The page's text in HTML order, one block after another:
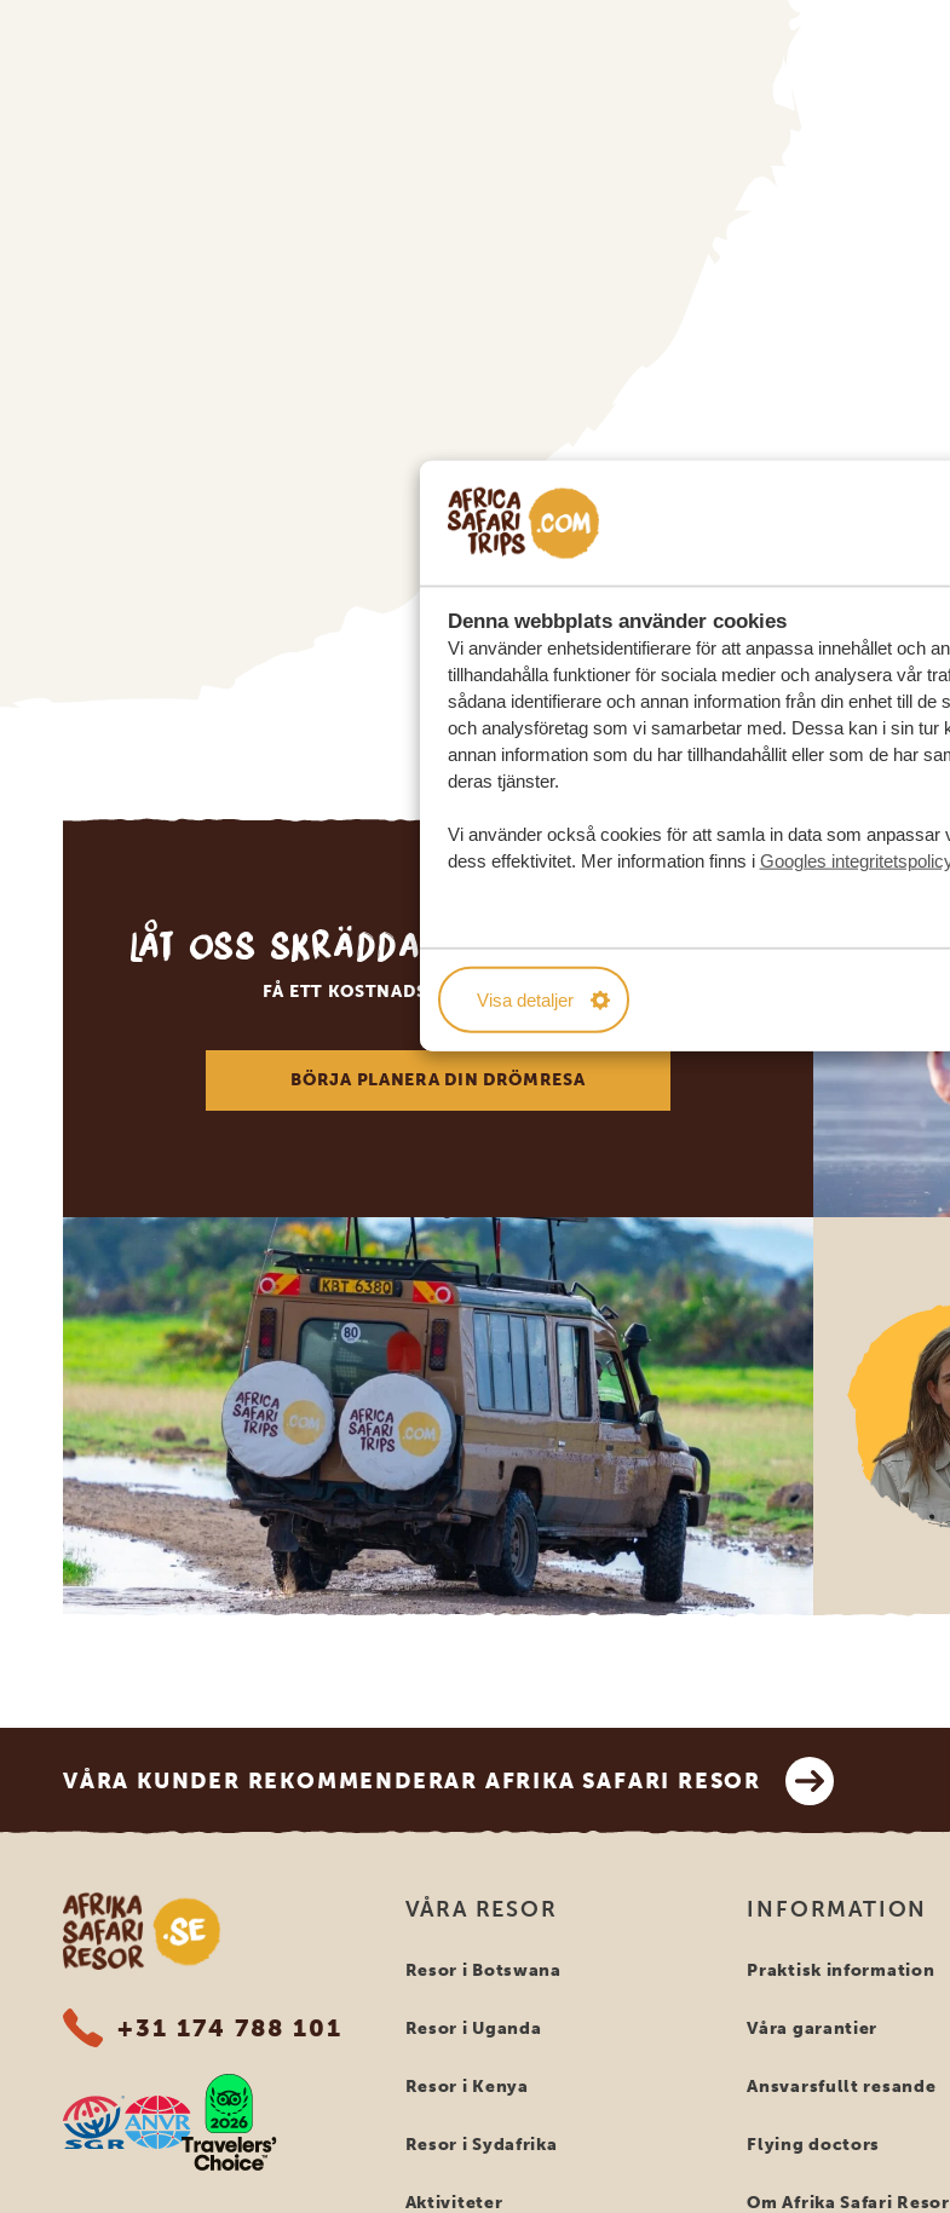
Denna webbplats använder cookies
Vi använder enhetsidentifierare för att anpassa innehållet och
tillhandahålla funktioner för sociala medier och analysera vår
sådana identifierare och annan information från din enhet till de
och analysföretag som vi samarbetar med. Dessa kan i sin tur
annan information som du har tillhandahållit eller som de har
deras tjänster.
Vi använder också cookies för att samla in data som anpassar
dess effektivitet. Mer information finns i Googles
Visa detaljer
Låt oss skräddarsy din drömresa
FÅ ETT KOSTNADSFRITT RESEFÖRSLAG
BÖRJA PLANERA DIN DRÖMRESA
VÅRA KUNDER REKOMMENDERAR AFRIKA SAFARI RESOR
Safari-resor i Afrika
+31 174 788 101
VÅRA RESOR
Resor i Botswana
Resor i Uganda
Resor i Kenya
Resor i Sydafrika
Aktiviteter
INFORMATION
Praktisk information
Våra garantier
Ansvarsfullt resande
Flying doctors
Om Afrika Safari Resor